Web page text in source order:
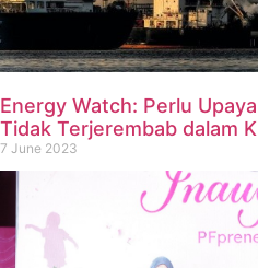
Energy Watch: Perlu
Tidak Terjerembab dalam
7 June 2023